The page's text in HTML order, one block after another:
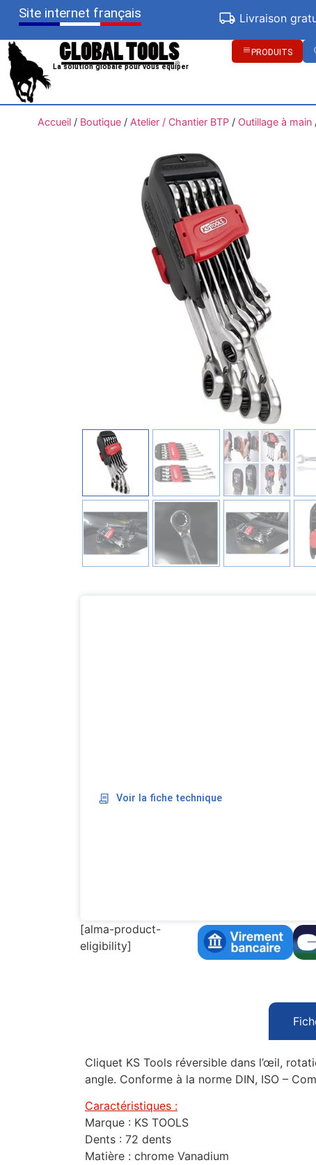
Site internet français Livraison
La solution globale pour vous équiper
PRODUITS
Accueil/ Boutique/ Atelier / Chantier BTP/ Outillage à main
Voir la fiche technique
[alma-product-
eligibility]
Cliquet KS Tools réversible dans l’œil,
angle. Conforme à la norme DIN, ISO –
Caractéristiques :
Marque : KS TOOLS
Dents : 72 dents
Matière : chrome Vanadium